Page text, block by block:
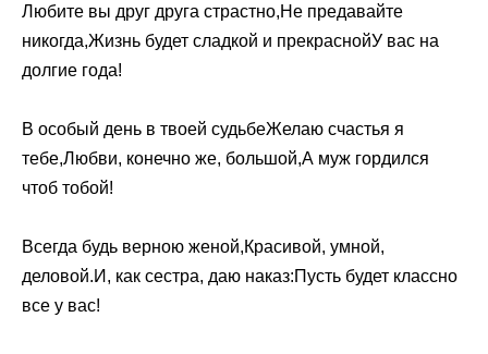
Любите вы друг друга страстно,Не предавайте
никогда,Жизнь будет сладкой и прекраснойУ вас на
долгие года!
В особый день в твоей судьбеЖелаю счастья я
тебе,Любви, конечно же, большой,А муж гордился
чтоб тобой!
Всегда будь верною женой,Красивой, умной,
деловой.И, как сестра, даю наказ:Пусть будет классно
все у вас!